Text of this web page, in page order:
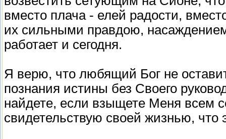
вместо плача - елей радости,
их сильными правдою,
работает и сегодня.
Я верю, что любящий Бог не
познания истины без Своего
найдете, если взыщете Меня всем
свидетельствую своей жизнью, что